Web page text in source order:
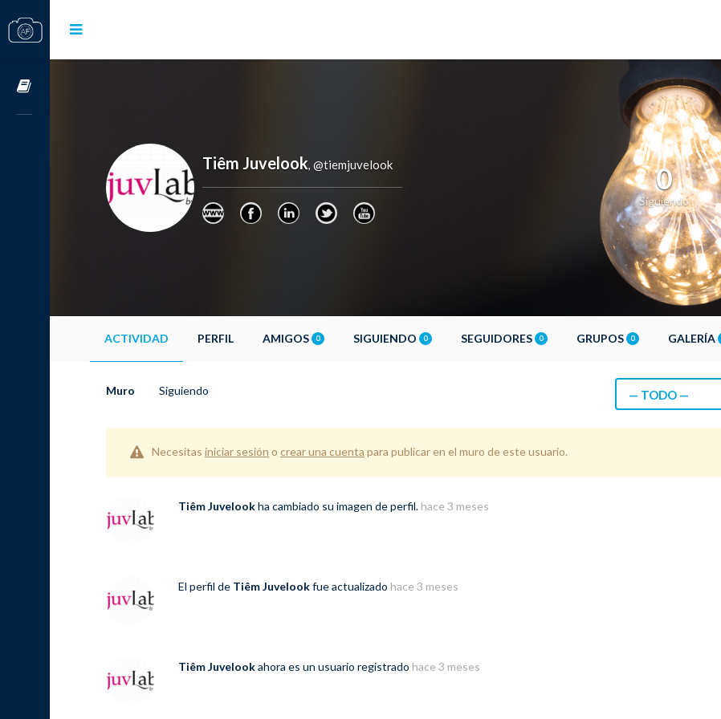
Tiêm Juvelook, @tiemjuvelook 0
Siguiendo
ACTIVIDAD PERFIL AMIGOS 0 SIGUIENDO 0 SEGUIDORES 0 GRUPOS 0 GALERÍA
Muro Siguiendo — TODO —
Necesitas iniciar sesión o crear una cuenta para publicar en el muro de este usuario.
Tiêm Juvelookha cambiado su imagen de perfil. hace 3 meses
El perfil de Tiêm Juvelookfue actualizado hace 3 meses
Tiêm Juvelookahora es un usuario registrado hace 3 meses